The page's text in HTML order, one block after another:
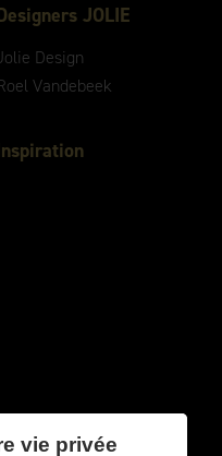
JOLIE
Design
Vandebeek
vie privée